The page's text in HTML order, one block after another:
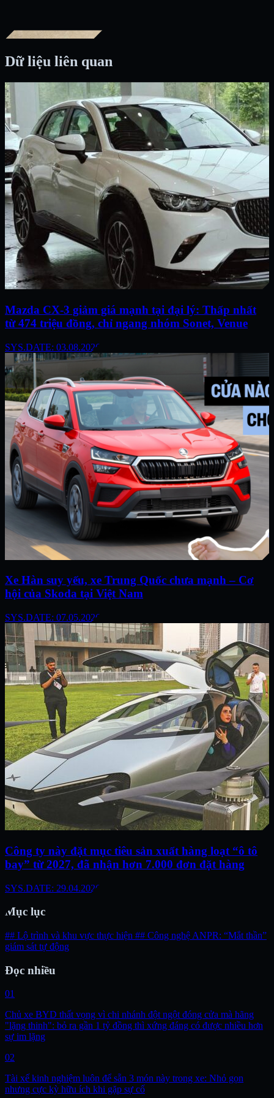
Dữ liệu liên quan
Mazda CX-3 giảm giá mạnh tại đại lý: Thấp nhất
từ 474 triệu đồng, chỉ ngang nhóm Sonet, Venue
SYS.DATE: 03.08.2026
Xe Hàn suy yếu, xe Trung Quốc chưa mạnh – Cơ
hội của Skoda tại Việt Nam
SYS.DATE: 07.05.2026
Công ty này đặt mục tiêu sản xuất hàng loạt “ô tô
bay” từ 2027, đã nhận hơn 7.000 đơn đặt hàng
SYS.DATE: 29.04.2026
Mục lục
## Lộ trình và khu vực thực hiện ## Công nghệ ANPR: “Mắt thần”
giám sát tự động
Đọc nhiều
01
Chủ xe BYD thất vọng vì chi nhánh đột ngột đóng cửa mà hãng
"lặng thinh": bỏ ra gần 1 tỷ đồng thì xứng đáng có được nhiều hơn
sự im lặng
02
Tài xế kinh nghiệm luôn để sẵn 3 món này trong xe: Nhỏ gọn
nhưng cực kỳ hữu ích khi gặp sự cố